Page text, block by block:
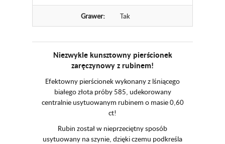
Grawer: Tak
Niezwykle kunsztowny pierścionek
zaręczynowy z rubinem!
Efektowny pierścionek wykonany z lśniącego
białego złota próby 585, udekorowany
centralnie usytuowanym rubinem o masie 0,60
ct!
Rubin został w nieprzeciętny sposób
usytuowany na szynie, dzięki czemu podkreśla